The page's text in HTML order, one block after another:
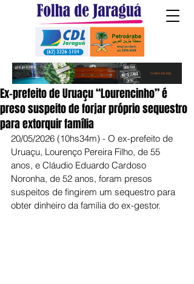
Ex-prefeito de Uruaçu “Lourencinho” é
preso suspeito de forjar próprio sequestro
para extorquir família
20/05/2026 (10hs34m) - O ex-prefeito de
Uruaçu, Lourenço Pereira Filho, de 55
anos, e Cláudio Eduardo Cardoso
Noronha, de 52 anos, foram presos
suspeitos de fingirem um sequestro para
obter dinheiro da família do ex-gestor.